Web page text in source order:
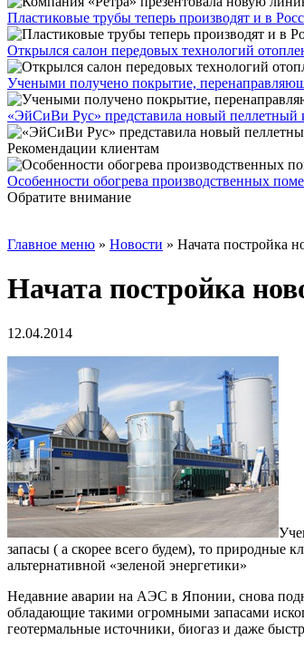
Пластиковые трубы теперь производят и в
Открылся салон передовых технологий
Учеными получено покрытие,
«ЭйСиВи Рус» представила новый пеллетный
Рекомендации клиентам
Особенности обогрева производственных
Обратите внимание
Главное меню » Новости » Начата постройка
Начата постройка
12.04.2014
запасы ( а скорее всего будем), то природные
альтернативной «зеленой энергетики»
Недавние аварии на АЭС в Японии, снова
обладающие такими огромными запасами
геотермальные источники, биогаз и даже